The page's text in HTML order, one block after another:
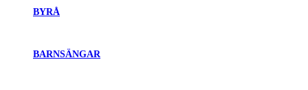
BYRÅ
BARNSÄNGAR